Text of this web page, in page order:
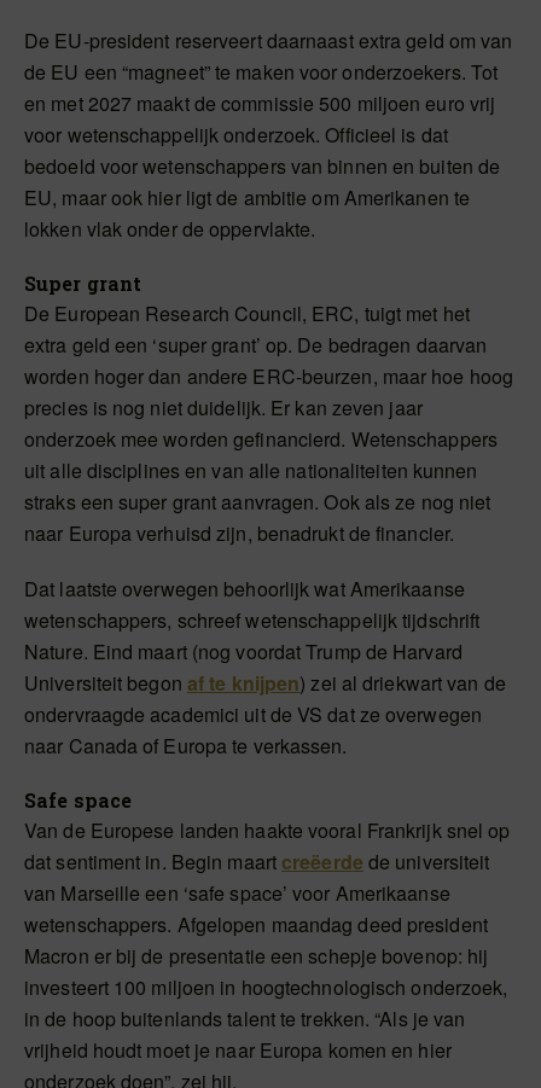
De EU-president reserveert daarnaast extra geld om van
de EU een “magneet” te maken voor onderzoekers. Tot
en met 2027 maakt de commissie 500 miljoen euro vrij
voor wetenschappelijk onderzoek. Officieel is dat
bedoeld voor wetenschappers van binnen en buiten de
EU, maar ook hier ligt de ambitie om Amerikanen te
lokken vlak onder de oppervlakte.
Super grant
De European Research Council, ERC, tuigt met het
extra geld een ‘super grant’ op. De bedragen daarvan
worden hoger dan andere ERC-beurzen, maar hoe hoog
precies is nog niet duidelijk. Er kan zeven jaar
onderzoek mee worden gefinancierd. Wetenschappers
uit alle disciplines en van alle nationaliteiten kunnen
straks een super grant aanvragen. Ook als ze nog niet
naar Europa verhuisd zijn, benadrukt de financier.
Dat laatste overwegen behoorlijk wat Amerikaanse
wetenschappers, schreef wetenschappelijk tijdschrift
Nature. Eind maart (nog voordat Trump de Harvard
Universiteit begon af te knijpen) zei al driekwart van de
ondervraagde academici uit de VS dat ze overwegen
naar Canada of Europa te verkassen.
Safe space
Van de Europese landen haakte vooral Frankrijk snel op
dat sentiment in. Begin maartcreëerde de universiteit
van Marseille een ‘safe space’ voor Amerikaanse
wetenschappers. Afgelopen maandag deed president
Macron er bij de presentatie een schepje bovenop: hij
investeert 100 miljoen in hoogtechnologisch onderzoek,
in de hoop buitenlands talent te trekken. “Als je van
vrijheid houdt moet je naar Europa komen en hier
onderzoek doen”, zei hij.